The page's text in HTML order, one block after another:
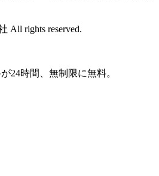
All rights reserved.
24時間、無制限に無料。